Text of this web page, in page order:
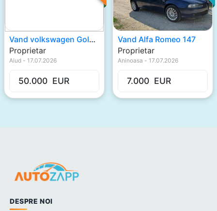
Vand volkswagen Gold V
Proprietar
Aiud - 17.07.2026
50.000 EUR
Vand Alfa Romeo 147
Proprietar
Aninoasa - 17.07.2026
7.000 EUR
DESPRE NOI